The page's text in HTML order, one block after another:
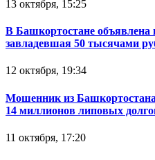
13 октября, 15:25
В Башкортостане
завладевшая 50 тысячами
12 октября, 19:34
Мошенник из
14 миллионов липовых
11 октября, 17:20